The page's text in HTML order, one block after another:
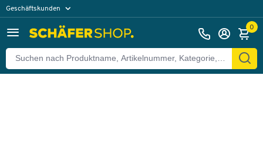
Geschäftskunden
0
Zurück